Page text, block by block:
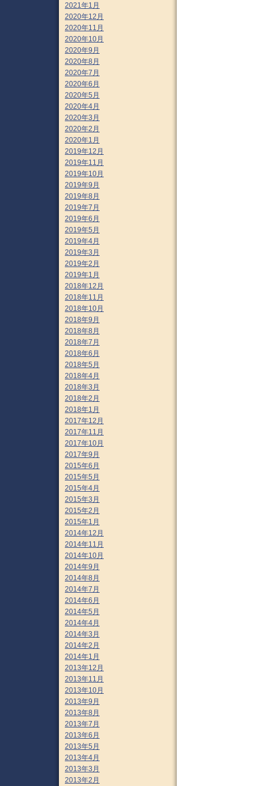
2021年1月
2020年12月
2020年11月
2020年10月
2020年9月
2020年8月
2020年7月
2020年6月
2020年5月
2020年4月
2020年3月
2020年2月
2020年1月
2019年12月
2019年11月
2019年10月
2019年9月
2019年8月
2019年7月
2019年6月
2019年5月
2019年4月
2019年3月
2019年2月
2019年1月
2018年12月
2018年11月
2018年10月
2018年9月
2018年8月
2018年7月
2018年6月
2018年5月
2018年4月
2018年3月
2018年2月
2018年1月
2017年12月
2017年11月
2017年10月
2017年9月
2015年6月
2015年5月
2015年4月
2015年3月
2015年2月
2015年1月
2014年12月
2014年11月
2014年10月
2014年9月
2014年8月
2014年7月
2014年6月
2014年5月
2014年4月
2014年3月
2014年2月
2014年1月
2013年12月
2013年11月
2013年10月
2013年9月
2013年8月
2013年7月
2013年6月
2013年5月
2013年4月
2013年3月
2013年2月